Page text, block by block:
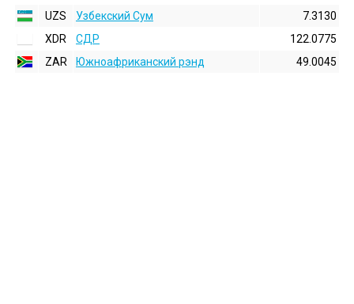
UZS
Узбекский Сум
7.3130
XDR
СДР
122.0775
ZAR
Южноафриканский рэнд 49.0045